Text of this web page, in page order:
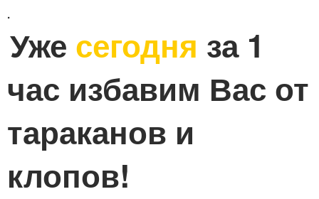
.
Уже сегодня за 1
час избавим Вас от
тараканов и
клопов!